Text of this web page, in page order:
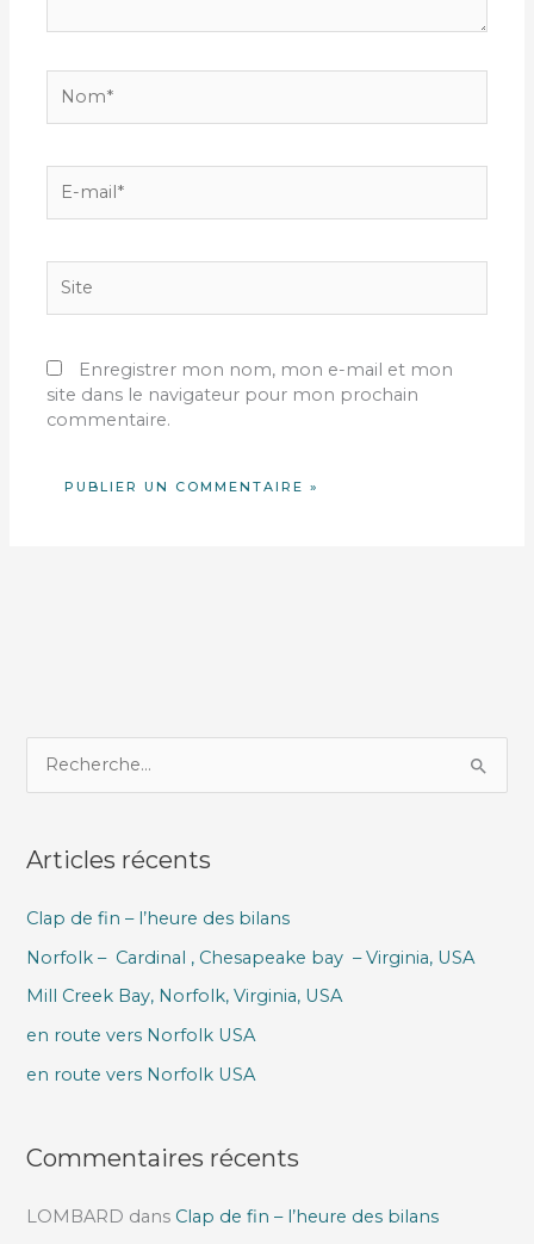
mail*
Enregistrer mon nom, mon e-mail et mon
site dans le navigateur pour mon prochain
commentaire.
e
h
r
c
h
e
Articles récents
Clap de fin – l’heure des bilans
Norfolk – Cardinal , Chesapeake bay – Virginia, USA
Mill Creek Bay, Norfolk, Virginia, USA
en route vers Norfolk USA
en route vers Norfolk USA
Commentaires récents
LOMBARD dans Clap de fin – l’heure des bilans